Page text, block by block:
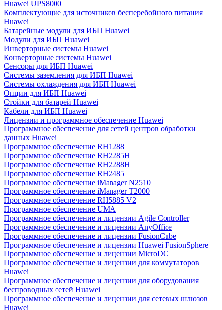
Huawei UPS8000
Комплектующие для источников бесперебойного питания
Huawei
Батарейные модули для ИБП Huawei
Модули для ИБП Huawei
Инверторные системы Huawei
Конверторные системы Huawei
Сенсоры для ИБП Huawei
Системы заземления для ИБП Huawei
Системы охлаждения для ИБП Huawei
Опции для ИБП Huawei
Стойки для батарей Huawei
Кабели для ИБП Huawei
Лицензии и программное обеспечение Huawei
Программное обеспечение для сетей центров обработки
данных Huawei
Программное обеспечение RH1288
Программное обеспечение RH2285H
Программное обеспечение RH2288H
Программное обеспечение RH2485
Программное обеспечение iManager N2510
Программное обеспечение iManager T2000
Программное обеспечение RH5885 V2
Программное обеспечение UMA
Программное обеспечение и лицензии Agile Controller
Программное обеспечение и лицензии AnyOffice
Программное обеспечение и лицензии FusionCube
Программное обеспечение и лицензии Huawei FusionSphere
Программное обеспечение и лицензии MicroDC
Программное обеспечение и лицензии для коммутаторов
Huawei
Программное обеспечение и лицензии для оборудования
беспроводных сетей Huawei
Программное обеспечение и лицензии для сетевых шлюзов
Huawei